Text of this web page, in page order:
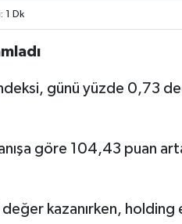
1 Dk
günü yüzde 0,73
göre 104,43 puan
değer kazanırken,